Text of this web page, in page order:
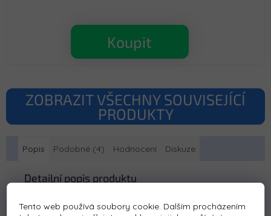
Tento web používá soubory cookie. Dalším procházením
Koupit
ZOBRAZIT VŠECHNY SOUVISEJÍCÍ
PRODUKTY
Popis Podobné (4) Hodnocení Diskuze
Detailní popis produktu
Elektrické autíčko Dodge Ram
nesmí chybět v
žádné dětské garáži. Autíčko je poháněno baterií s